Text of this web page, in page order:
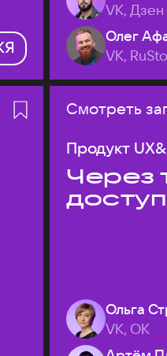
VK, Дзен
Олег
VK,
Смотреть
Продукт
Через
Ольга
VK, ОК